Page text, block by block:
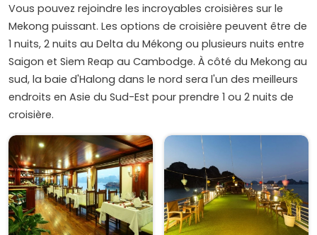
Vous pouvez rejoindre les incroyables croisières sur le
Mekong puissant. Les options de croisière peuvent être de
1 nuits, 2 nuits au Delta du Mékong ou plusieurs nuits entre
Saigon et Siem Reap au Cambodge. À côté du Mekong au
sud, la baie d'Halong dans le nord sera l'un des meilleurs
endroits en Asie du Sud-Est pour prendre 1 ou 2 nuits de
croisière.